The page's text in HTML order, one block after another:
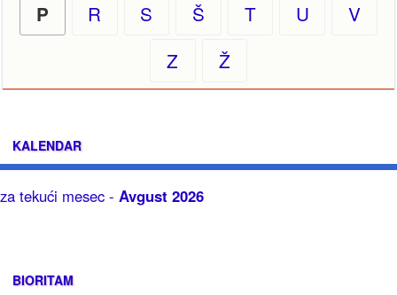
P R S Š T U
V
Z
Ž
KALENDAR
za tekući mesec - Avgust 2026
BIORITAM